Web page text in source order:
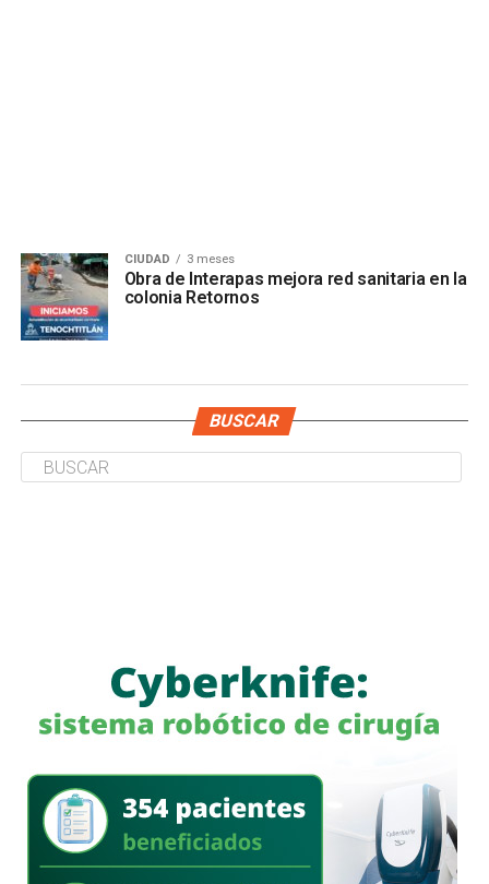
CIUDAD 3 meses
Obra de Interapas mejora red sanitaria en la
colonia Retornos
BUSCAR